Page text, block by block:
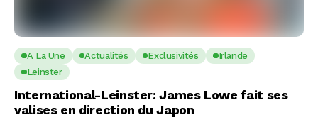
A La Une Actualités Exclusivités
Irlande
Leinster
International-Leinster: James Lowe fait ses
valises en direction du Japon